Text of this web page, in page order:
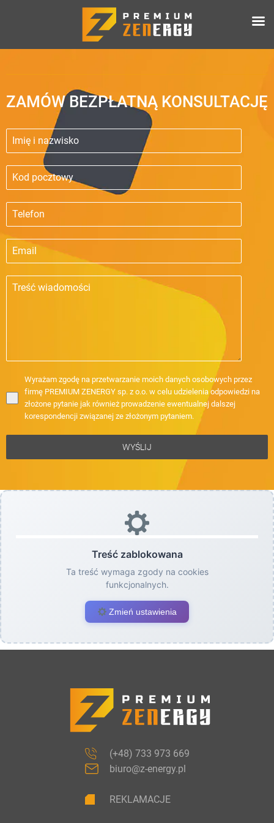
ZAMÓW BEZPŁATNĄ KONSULTACJĘ
Wyrażam zgodę na przetwarzanie moich danych osobowych przez
firmę PREMIUM ZENERGY sp. z o.o. w celu udzielenia odpowiedzi na
złożone pytanie jak również prowadzenie ewentualnej dalszej
korespondencji związanej ze złożonym pytaniem.
WYŚLIJ
Treść zablokowana
Ta treść wymaga zgody na cookies
funkcjonalnych.
Zmień ustawienia
(+48) 733 973 669
biuro@z-energy.pl
REKLAMACJE